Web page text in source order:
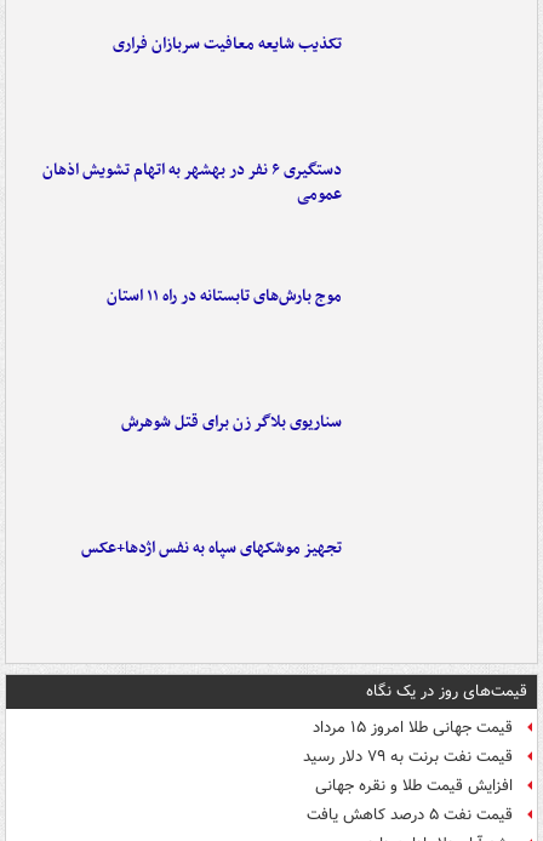
تکذیب شایعه معافیت سربازان فراری
دستگیری ۶ نفر در بهشهر به اتهام تشویش اذهان
عمومی
موج بارش‌های تابستانه در راه ۱۱ استان
سناریوی بلاگر زن برای قتل شوهرش
تجهیز موشکهای سپاه به نفس اژدها+عکس
قیمت‌های روز در یک نگاه
قیمت جهانی طلا امروز ۱۵ مرداد
قیمت نفت برنت به ۷۹ دلار رسید
افزایش قیمت طلا و نقره جهانی
قیمت نفت ۵ درصد کاهش یافت